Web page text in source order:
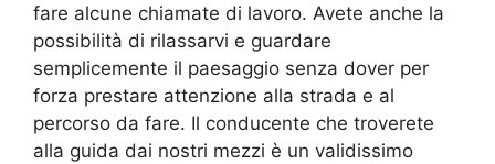
fare alcune chiamate di lavoro. Avete anche la
possibilità di rilassarvi e guardare
semplicemente il paesaggio senza dover per
forza prestare attenzione alla strada e al
percorso da fare. Il conducente che troverete
alla guida dai nostri mezzi è un validissimo